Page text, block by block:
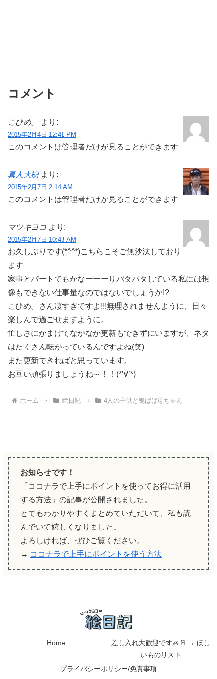
コメント
こひめ。 より:
2015年2月4日 12:41 PM
このコメントは管理者だけが見ることができます
真人大樹 より:
2015年2月7日 2:14 AM
このコメントは管理者だけが見ることができます
マツキヨコ より:
2015年2月7日 10:43 AM
お久しぶりです(*^^*)こちらこそご無沙汰しており
ます
家事とパートでもかなーーーりバタバタしている私には想
像もできない仕事量なのではないでしょうか!?
こひめ。さん凄すぎですよ!!!無理されませんように。日々
楽しんで過ごせますように。
忙しさにかまけてなかなか更新もできずにいますが、ネタ
はたくさん転がっているんですよね(笑)
また更新できればと思っています。
お互い頑張りましょうね～！！(*’∀’*)
ホーム 絵日記 4人の子供と鬼ばば母ちゃん
お知らせです！
「ココナラで上手にポイントを使ってお得に活用
する方法」の記事が公開されました。
とてもわかりやすくまとめていただいて、私も読
んでいて嬉しくなりました。
よろしければ、ぜひご覧ください。
→ ココナラで上手にポイントを使う方法
Home
差し入れ大歓迎です🦪🥛 → ほし
いものリスト
プライバシーポリシー/免責事項